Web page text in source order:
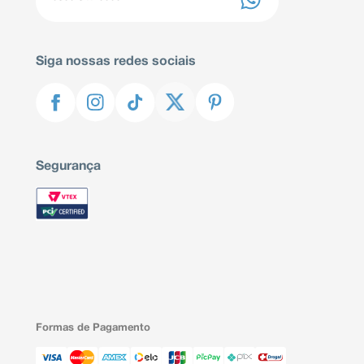
Siga nossas redes sociais
Segurança
Formas de Pagamento